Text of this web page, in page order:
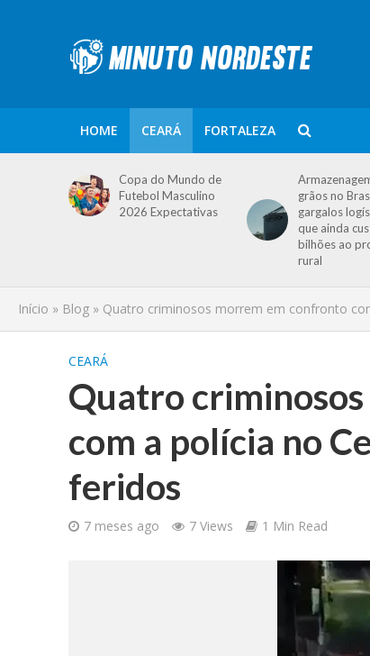
HOME CEARÁ FORTALEZA
Copa do Mundo de
Futebol Masculino
2026 Expectativas
grãos no
gargalos
que ainda
bilhões ao
rural
Início » Blog » Quatro criminosos morrem em confronto
CEARÁ
Quatro
com a polícia no
feridos
7 meses ago 7 Views 1 Min Read